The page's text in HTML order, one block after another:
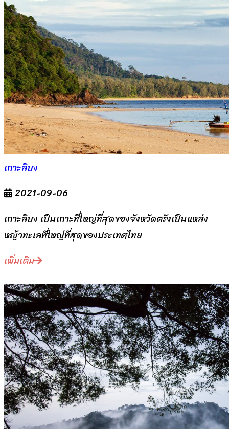
เกาะลิบง
2021-09-06
เกาะลิบง เป็นเกาะที่ใหญ่ที่สุดของจังหวัดตรังเป็นแหล่ง
หญ้าทะเลที่ใหญ่ที่สุดของประเทศไทย
เพิ่มเติม